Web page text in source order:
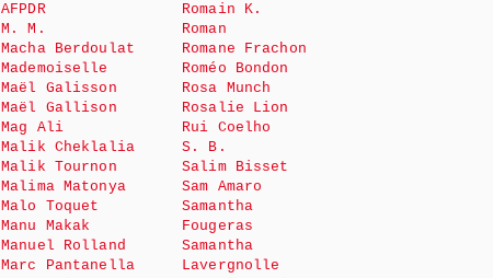
AFPDR
M. M.
Macha Berdoulat
Mademoiselle
Maël Galisson
Maël Gallison
Mag Ali
Malik Cheklalia
Malik Tournon
Malima Matonya
Malo Toquet
Manu Makak
Manuel Rolland
Marc Pantanella
Romain K.
Roman
Romane Frachon
Roméo Bondon
Rosa Munch
Rosalie Lion
Rui Coelho
S. B.
Salim Bisset
Sam Amaro
Samantha
Fougeras
Samantha
Lavergnolle